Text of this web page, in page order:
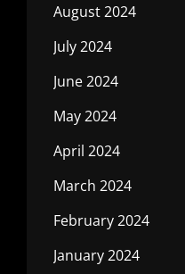
August 2024
July 2024
June 2024
May 2024
April 2024
March 2024
February 2024
January 2024